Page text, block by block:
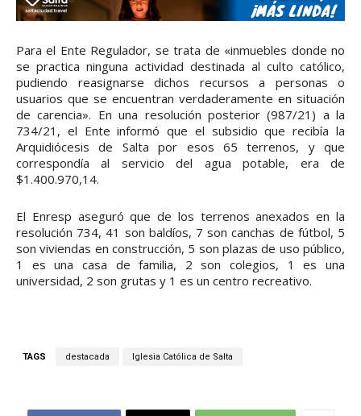
Para el Ente Regulador, se trata de «inmuebles donde no
se practica ninguna actividad destinada al culto católico,
pudiendo reasignarse dichos recursos a personas o
usuarios que se encuentran verdaderamente en situación
de carencia». En una resolución posterior (987/21) a la
734/21, el Ente informó que el subsidio que recibía la
Arquidiócesis de Salta por esos 65 terrenos, y que
correspondía al servicio del agua potable, era de
$1.400.970,14.
El Enresp aseguró que de los terrenos anexados en la
resolución 734, 41 son baldíos, 7 son canchas de fútbol, 5
son viviendas en construcción, 5 son plazas de uso público,
1 es una casa de familia, 2 son colegios, 1 es una
universidad, 2 son grutas y 1 es un centro recreativo.
TAGS destacada Iglesia Católica de Salta